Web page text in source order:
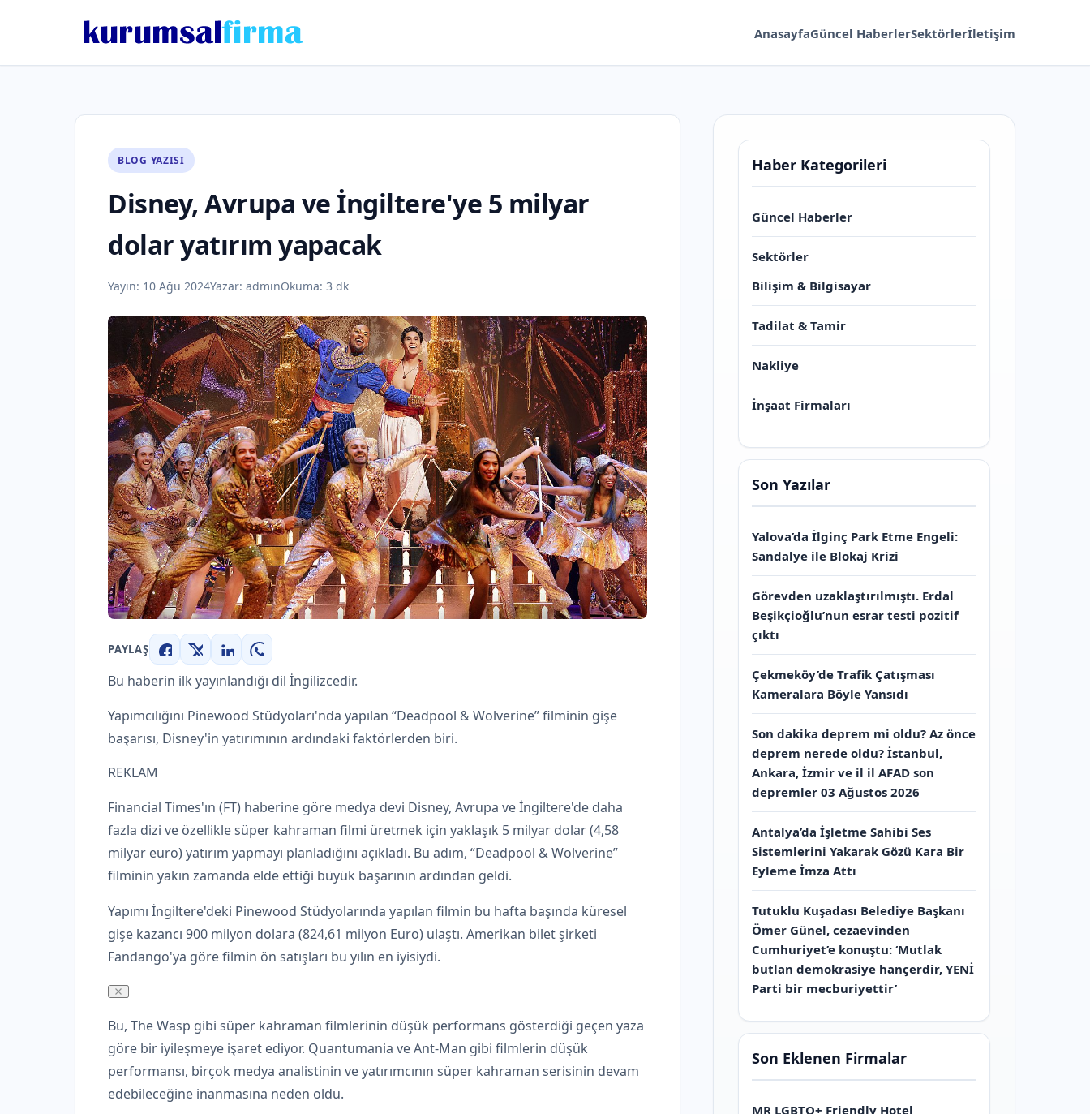
AnasayfaGüncel HaberlerSektörlerİletişim
BLOG YAZISI
Disney, Avrupa ve İngiltere'ye 5 milyar
dolar yatırım yapacak
Yayın: 10 Ağu 2024Yazar: adminOkuma: 3 dk
PAYLAŞ
Facebook
X LinkedInWhatsApp
Bu haberin ilk yayınlandığı dil İngilizcedir.
Yapımcılığını Pinewood Stüdyoları'nda yapılan “Deadpool & Wolverine” filminin gişe
başarısı, Disney'in yatırımının ardındaki faktörlerden biri.
REKLAM
Financial Times'ın (FT) haberine göre medya devi Disney, Avrupa ve İngiltere'de daha
fazla dizi ve özellikle süper kahraman filmi üretmek için yaklaşık 5 milyar dolar (4,58
milyar euro) yatırım yapmayı planladığını açıkladı. Bu adım, “Deadpool & Wolverine”
filminin yakın zamanda elde ettiği büyük başarının ardından geldi.
Yapımı İngiltere'deki Pinewood Stüdyolarında yapılan filmin bu hafta başında küresel
gişe kazancı 900 milyon dolara (824,61 milyon Euro) ulaştı. Amerikan bilet şirketi
Fandango'ya göre filmin ön satışları bu yılın en iyisiydi.
Bu, The Wasp gibi süper kahraman filmlerinin düşük performans gösterdiği geçen yaza
göre bir iyileşmeye işaret ediyor. Quantumania ve Ant-Man gibi filmlerin düşük
performansı, birçok medya analistinin ve yatırımcının süper kahraman serisinin devam
edebileceğine inanmasına neden oldu.
Haber Kategorileri
Güncel Haberler
Sektörler
Bilişim & Bilgisayar
Tadilat & Tamir
Nakliye
İnşaat Firmaları
Son Yazılar
Yalova’da İlginç Park Etme Engeli:
Sandalye ile Blokaj Krizi
Görevden uzaklaştırılmıştı. Erdal
Beşikçioğlu’nun esrar testi pozitif
çıktı
Çekmeköy’de Trafik Çatışması
Kameralara Böyle Yansıdı
Son dakika deprem mi oldu? Az önce
deprem nerede oldu? İstanbul,
Ankara, İzmir ve il il AFAD son
depremler 03 Ağustos 2026
Antalya’da İşletme Sahibi Ses
Sistemlerini Yakarak Gözü Kara Bir
Eyleme İmza Attı
Tutuklu Kuşadası Belediye Başkanı
Ömer Günel, cezaevinden
Cumhuriyet’e konuştu: ‘Mutlak
butlan demokrasiye hançerdir, YENİ
Parti bir mecburiyettir’
Son Eklenen Firmalar
MR LGBTQ+ Friendly Hotel